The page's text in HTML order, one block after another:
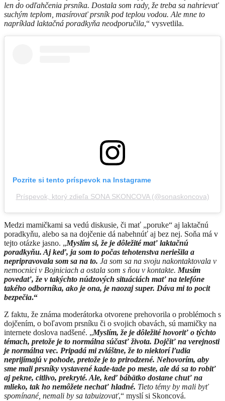
len do odľahčenia prsníka. Dostala som rady, že treba sa nahrievať
suchým teplom, masírovať prsník pod teplou vodou. Ale mne to
napríklad laktačná poradkyňa neodporučila,“ vysvetlila.
Pozrite si tento príspevok na Instagrame
Príspevok, ktorý zdieľa SONA SKONCOVA (@sonaskoncova)
Medzi mamičkami sa vedú diskusie, či mať „poruke“ aj laktačnú
poradkyňu, alebo sa na dojčenie dá nabehnúť aj bez nej. Soňa má v
tejto otázke jasno. „Myslím si, že je dôležité mať laktačnú
poradkyňu. Aj keď, ja som to počas tehotenstva neriešila a
nepripravovala som sa na to. Ja som sa na svoju nakontaktovala v
nemocnici v Bojniciach a ostala som s ňou v kontakte. Musím
povedať, že v takýchto núdzových situáciách mať na telefóne
takého odborníka, ako je ona, je naozaj super. Dáva mi to pocit
bezpečia.“
Z faktu, že známa moderátorka otvorene prehovorila o problémoch s
dojčením, o boľavom prsníku či o svojich obavách, sú mamičky na
internete doslova nadšené. „Myslím, že je dôležité hovoriť o týchto
témach, pretože je to normálna súčasť života. Dojčiť na verejnosti
je normálna vec. Pripadá mi zvláštne, že to niektorí ľudia
neprijímajú v pohode, pretože je to prirodzené. Nehovorím, aby
sme mali prsníky vystavené kade-tade po meste, ale dá sa to robiť
aj pekne, citlivo, prekryté. Ale, keď bábätko dostane chuť na
mlieko, tak ho nemôžete nechať hladné. Tieto témy by mali byť
spomínané, nemali by sa tabuizovať,“ myslí si Skoncová.